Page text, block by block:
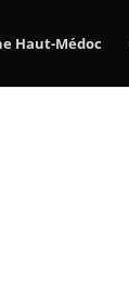
Haut-Médoc